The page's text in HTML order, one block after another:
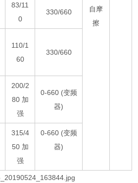
自摩
擦
83/11
0
330/660
110/1
60
330/660
200/2
80 加
强
0-660 (变频
器)
315/4
50 加
强
0-660 (变频
器)